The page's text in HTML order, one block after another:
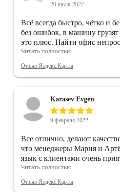
20 июля 2022
Всё всегда быстро, чётко и
без ошибок, в машину грузят
это плюс. Найти офис
маленький
Читать полностью
Отзыв Яндекс.Карты
Karasev Evgen
9 февраля 2022
Все отлично, делают
что менеджеры Мария и
язык с клиентами очень
за услугами!
Читать полностью
Отзыв Яндекс.Карты